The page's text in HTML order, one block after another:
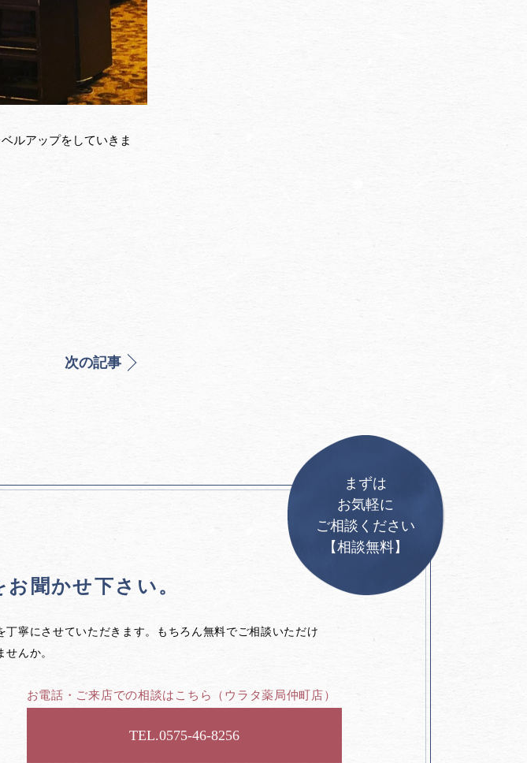
ルアップをしていきま
次の記事
お聞かせ下さい。
寧にさせていただきます。もちろん無料でご相談いただけ
んか。
お電話・ご来店での相談はこちら （ウラタ薬局仲町店）
0575-46-8256
まずは
お気軽に
ご相談ください
【相談無料】